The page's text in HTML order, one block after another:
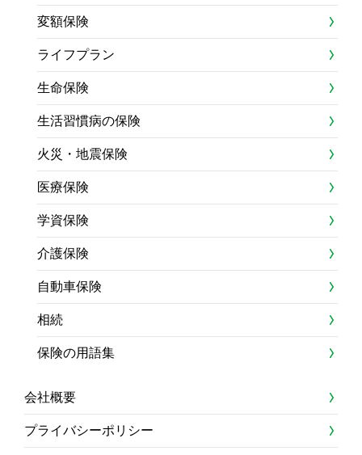
変額保険
ライフプラン
生命保険
生活習慣病の保険
火災・地震保険
医療保険
学資保険
介護保険
自動車保険
相続
保険の用語集
会社概要
プライバシーポリシー